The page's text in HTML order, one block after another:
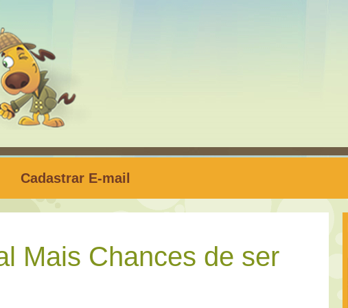
Cadastrar E-mail
Mais Chances de ser